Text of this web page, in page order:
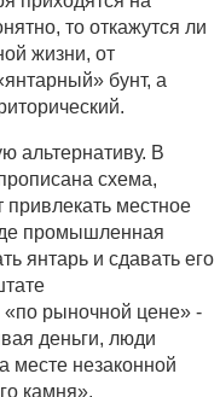
то откажутся ли
жизни, от
бунт, а
альтернативу. В
схема,
привлекать местное
промышленная
янтарь и сдавать его
рыночной цене» -
деньги, люди
месте незаконной
камня».